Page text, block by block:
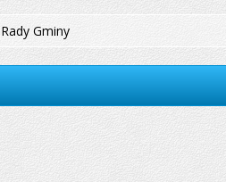
Gminy